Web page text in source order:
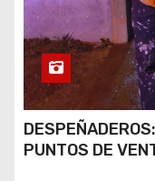
PUNTOS DE